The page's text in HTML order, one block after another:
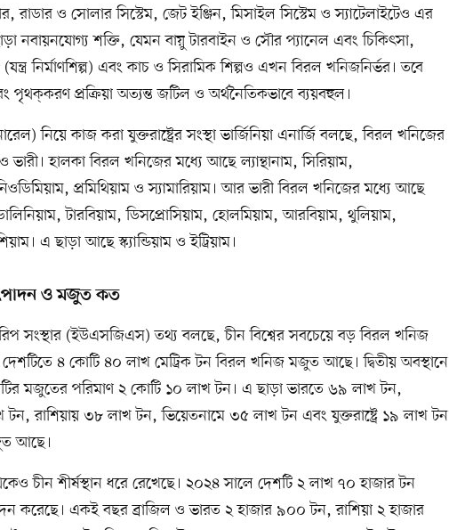
রাডার ও সোলার সিস্টেম, জেট ইঞ্জিন, মিসাইল সিস্টেম ও স্যাটেলাইটেও এর
নবায়নযোগ্য শক্তি, যেমন বায়ু টারবাইন ও সৌর প্যানেল এবং চিকিৎসা,
(যন্ত্র নির্মাণশিল্প) এবং কাচ ও সিরামিক শিল্পও এখন বিরল খনিজনির্ভর। তবে
প্রক্রিয়া অত্যন্ত জটিল ও অর্থনৈতিকভাবে ব্যয়বহুল।
নিয়ে কাজ করা যুক্তরাষ্ট্রের সংস্থা ভার্জিনিয়া এনার্জি বলছে, বিরল খনিজের
হালকা বিরল খনিজের মধ্যে আছে ল্যান্থানাম, সিরিয়াম,
প্রমিথিয়াম ও স্যামারিয়াম। আর ভারী বিরল খনিজের মধ্যে আছে
টারবিয়াম, ডিসপ্রোসিয়াম, হোলমিয়াম, আরবিয়াম, থুলিয়াম,
এ ছাড়া আছে স্ক্যান্ডিয়াম ও ইট্রিয়াম।
ও মজুত কত
জরিপ সংস্থার (ইউএসজিএস) তথ্য বলছে, চীন বিশ্বের সবচেয়ে বড় বিরল খনিজ
৪ কোটি ৪০ লাখ মেট্রিক টন বিরল খনিজ মজুত আছে। দ্বিতীয় অবস্থানে
মজুতের পরিমাণ ২ কোটি ১০ লাখ টন। এ ছাড়া ভারতে ৬৯ লাখ টন,
টন, রাশিয়ায় ৩৮ লাখ টন, ভিয়েতনামে ৩৫ লাখ টন এবং যুক্তরাষ্ট্রে ১৯ লাখ টন
আছে।
চীন শীর্ষস্থান ধরে রেখেছে। ২০২৪ সালে দেশটি ২ লাখ ৭০ হাজার টন
করেছে। একই বছর ব্রাজিল ও ভারত ২ হাজার ৯০০ টন, রাশিয়া ২ হাজার